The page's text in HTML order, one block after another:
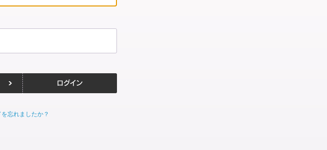
忘れましたか？